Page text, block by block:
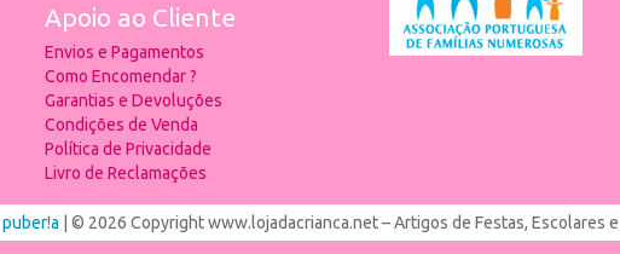
Apoio ao Cliente
Envios e Pagamentos
Como Encomendar ?
Garantias e Devoluções
Condições de Venda
Política de Privacidade
Livro de Reclamações
puber!a | © 2026 Copyright www.lojadacrianca.net – Artigos de Festas, Escolares